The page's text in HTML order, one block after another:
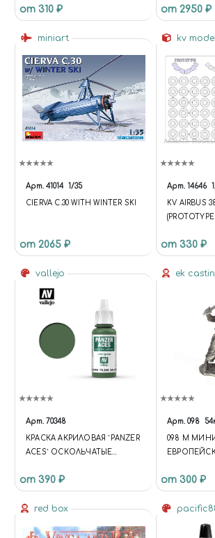
от 310 ₽ TRUMPETER
от 2950 ₽
miniart
Арт. 41014 1/35
CIERVA C.30 WITH WINTER SKI
от 2065 ₽
kv
Арт. 14646
KV АIRBUS
+ МАСКИ
КОЛЕСА
от 330 ₽
vallejo
Арт. 70348
КРАСКА АКРИЛОВАЯ `PANZER
ACES` ОСКОЛЬЧАТЫЕ
от 390 ₽
ek
Арт. 098
098 M
от 300 ₽
red box